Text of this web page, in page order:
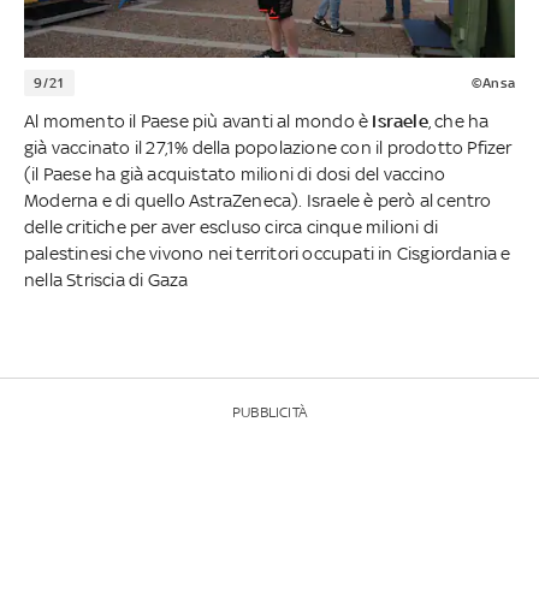
9/21 ©Ansa
Al momento il Paese più avanti al mondo è Israele, che ha
già vaccinato il 27,1% della popolazione con il prodotto Pfizer
(il Paese ha già acquistato milioni di dosi del vaccino
Moderna e di quello AstraZeneca). Israele è però al centro
delle critiche peraver escluso circa cinque milioni di
palestinesi che vivono nei territori occupati in Cisgiordania e
nella Striscia di Gaza
PUBBLICITÀ